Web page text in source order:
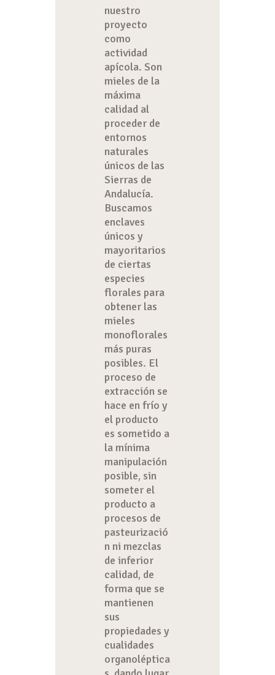
nuestro
proyecto
como
actividad
apícola. Son
mieles de la
máxima
calidad al
proceder de
entornos
naturales
únicos de las
Sierras de
Andalucía.
Buscamos
enclaves
únicos y
mayoritarios
de ciertas
especies
florales para
obtener las
mieles
monoflorales
más puras
posibles. El
proceso de
extracción se
hace en frío y
el producto
es sometido a
la mínima
manipulación
posible, sin
someter el
producto a
procesos de
pasteurizació
n ni mezclas
de inferior
calidad, de
forma que se
mantienen
sus
propiedades y
cualidades
organoléptica